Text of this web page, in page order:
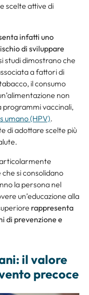
scelte attive di
infatti uno
di sviluppare
studi dimostrano che
a fattori di
il consumo
non
programmi vaccinali,
umano (HPV).
di adottare scelte più
si consolidano
la persona nel
un’educazione alla
rappresenta
di prevenzione e
il valore
precoce